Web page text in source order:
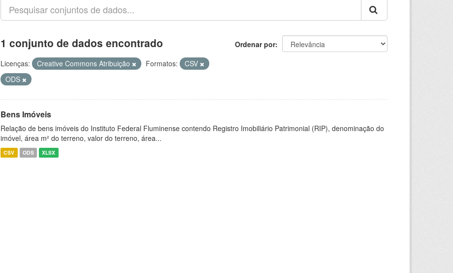
Ordenar por
1 conjunto de dados encontrado
Licenças: Creative Commons Atribuição Formatos:
CSV
ODS
Bens Imóveis
Relação de bens imóveis do Instituto Federal Fluminense contendo Registro Imobiliário Patrimonial (RIP), denominação do
imóvel, área m² do terreno, valor do terreno, área...
CSV ODS XLSX